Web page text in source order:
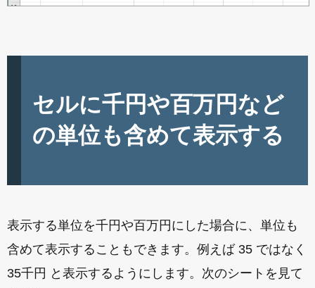
セルに千円や百万円など
の単位も含めて表示する
表示する単位を千円や百万円にした場合に、単位も
含めて表示することもできます。例えば 35 ではなく
35千円 と表示するようにします。次のシートを見て